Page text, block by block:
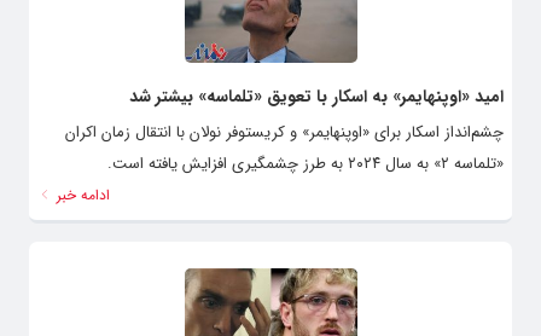
امید «اوپنهایمر» به اسکار با تعویق «تلماسه» بیشتر شد
چشم‌انداز اسکار برای «اوپنهایمر» و کریستوفر نولان با انتقال زمان اکران
«تلماسه ۲» به سال ۲۰۲۴ به طرز چشمگیری افزایش یافته است.
ادامه خبر